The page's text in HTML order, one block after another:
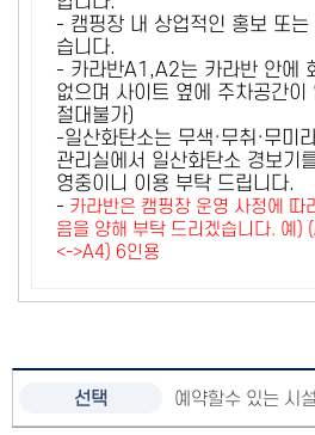
- 캠핑장 내 상업적인 홍보 또
습니다.
- 카라반A1,A2는 카라반 안에
없으며 사이트 옆에 주차공간이
절대불가)
-일산화탄소는 무색·무취·무미
관리실에서 일산화탄소 경보기
영중이니 이용 부탁 드립니다.
- 카라반은 캠핑장 운영 사정에 따
음을 양해 부탁 드리겠습니다. 예
<->A4) 6인용
예약할수 있는 시